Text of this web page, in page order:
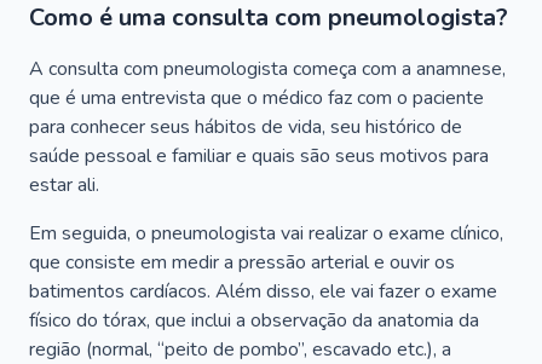
Como é uma consulta com pneumologista?
A consulta com pneumologista começa com a anamnese,
que é uma entrevista que o médico faz com o paciente
para conhecer seus hábitos de vida, seu histórico de
saúde pessoal e familiar e quais são seus motivos para
estar ali.
Em seguida, o pneumologista vai realizar o exame clínico,
que consiste em medir a pressão arterial e ouvir os
batimentos cardíacos. Além disso, ele vai fazer o exame
físico do tórax, que inclui a observação da anatomia da
região (normal, “peito de pombo”, escavado etc.), a